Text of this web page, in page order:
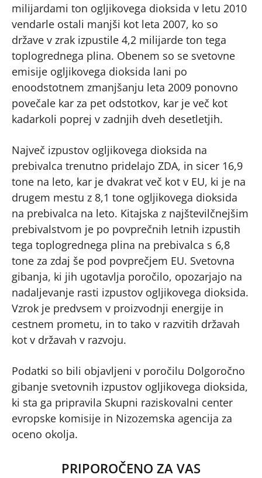
milijardami ton ogljikovega dioksida v letu 2010
vendarle ostali manjši kot leta 2007, ko so
države v zrak izpustile 4,2 milijarde ton tega
toplogrednega plina. Obenem so se svetovne
emisije ogljikovega dioksida lani po
enoodstotnem zmanjšanju leta 2009 ponovno
povečale kar za pet odstotkov, kar je več kot
kadarkoli poprej v zadnjih dveh desetletjih.
Največ izpustov ogljikovega dioksida na
prebivalca trenutno pridelajo ZDA, in sicer 16,9
tone na leto, kar je dvakrat več kot v EU, ki je na
drugem mestu z 8,1 tone ogljikovega dioksida
na prebivalca na leto. Kitajska z najštevilčnejšim
prebivalstvom je po povprečnih letnih izpustih
tega toplogrednega plina na prebivalca s 6,8
tone za zdaj še pod povprečjem EU. Svetovna
gibanja, ki jih ugotavlja poročilo, opozarjajo na
nadaljevanje rasti izpustov ogljikovega dioksida.
Vzrok je predvsem v proizvodnji energije in
cestnem prometu, in to tako v razvitih državah
kot v državah v razvoju.
Podatki so bili objavljeni v poročilu Dolgoročno
gibanje svetovnih izpustov ogljikovega dioksida,
ki sta ga pripravila Skupni raziskovalni center
evropske komisije in Nizozemska agencija za
oceno okolja.
PRIPOROČENO ZA VAS